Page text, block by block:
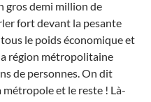
gros demi million de
fort devant la pesante
le poids économique et
région métropolitaine
de personnes. On dit
métropole et le reste ! Là-